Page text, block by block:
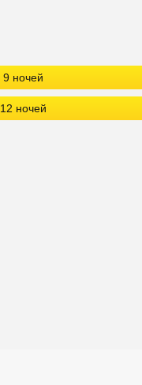
9 ночей
12 ночей